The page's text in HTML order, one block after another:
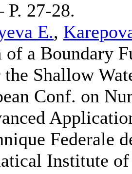
27-28.
E.,
of a Boundary
the Shallow
Conf. on
Federale
Institute